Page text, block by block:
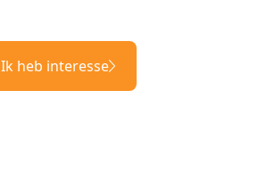
Ik heb interesse